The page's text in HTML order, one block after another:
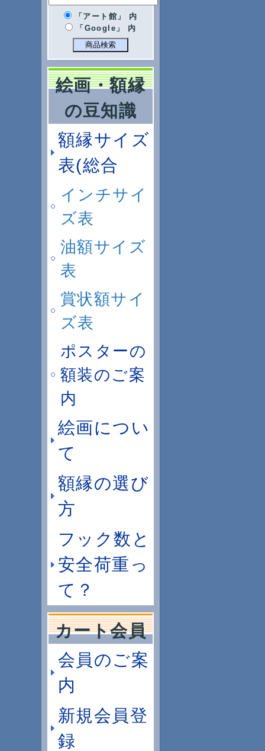
「アート館」 内
「Google」 内
絵画・額縁
の豆知識
額縁サイズ
表(総合
インチサイ
ズ表
油額サイズ
表
賞状額サイ
ズ表
ポスターの
額装のご案
内
絵画につい
て
額縁の選び
方
フック数と
安全荷重っ
て？
カート会員
会員のご案
内
新規会員登
録